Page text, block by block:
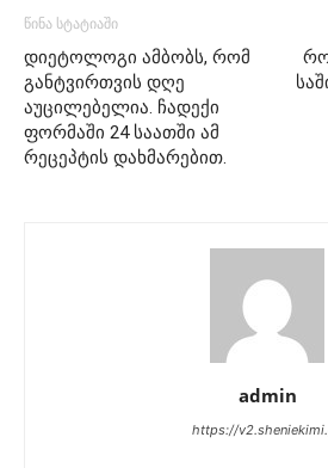
წინა სტატიაში
დიეტოლოგი ამბობს, რომ
განტვირთვის დღე
აუცილებელია. ჩადექი
ფორმაში 24 საათში ამ
რეცეპტის დახმარებით.
admin
https://